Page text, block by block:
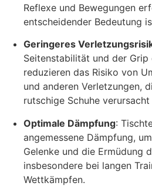
Reflexe und Bewegungen
entscheidender Bedeutung
Geringeres
Seitenstabilität und der Grip
reduzieren das Risiko von
und anderen Verletzungen,
rutschige Schuhe
Optimale Dämpfung:
angemessene Dämpfung,
Gelenke und die Ermüdung
insbesondere bei langen
Wettkämpfen.